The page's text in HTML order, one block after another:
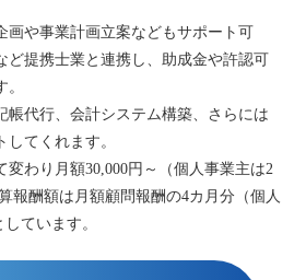
画や事業計画立案などもサポート可
ど提携士業と連携し、助成金や許認可
帳代行、会計システム構築、さらには
てくれます。
変わり月額30,000円～（個人事業主は2
報酬額は月額顧問報酬の4カ月分（個人
ています。